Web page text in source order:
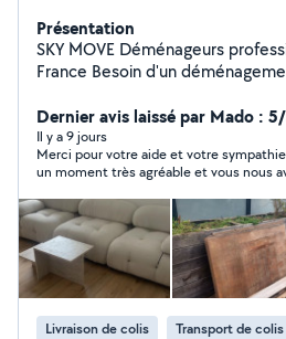
Présentation
SKY MOVE Déménageurs professionnels en Île-de-
France Besoin d'un déménagement rapide, soigné et au
équipe de déménageurs
besoins en Île-de-France. Nos services :
Déménagement de particuliers
Chargement et déchargement Manutention de meubles
lourds Débarras Livraison de mobilier et électroménager
Protection de vos biens pendant le
nous choisir ? Équipe sérieuse et ponctuelle Travail
soigné Tarifs compétitifs Intervention rapide en Île-de-
France Devis gratuit Contactez-nous dès aujourd'hui
pour obtenir votre devis
Dernier avis laissé par Mado :
Il y a 9 jours
Merci pour votre aide et votre
un moment très agréable et vous nous
plaisir !
Livraison de colis Transport de colis